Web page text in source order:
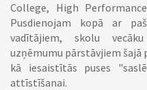
College, High
Pusdienojam kopā ar
vadītājiem, skolu
uzņēmumu pārstāvjiem šajā
kā iesaistītās puses
attīstīšanai.